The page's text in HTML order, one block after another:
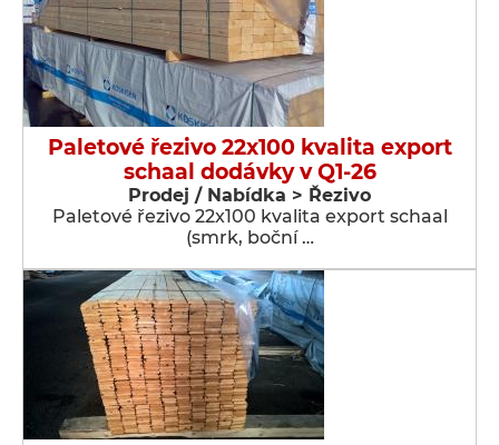
Paletové řezivo 22x100 kvalita export
schaal dodávky v Q1-26
Prodej / Nabídka > Řezivo
Paletové řezivo 22x100 kvalita export schaal
(smrk, boční …